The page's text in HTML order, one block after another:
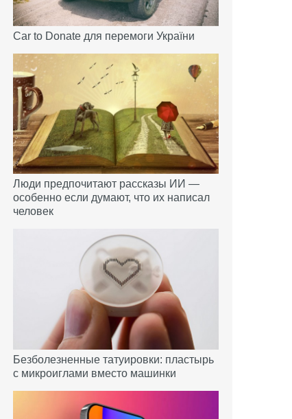
Car to Donate для перемоги України
Люди предпочитают рассказы ИИ —
особенно если думают, что их написал
человек
Безболезненные татуировки: пластырь
с микроиглами вместо машинки